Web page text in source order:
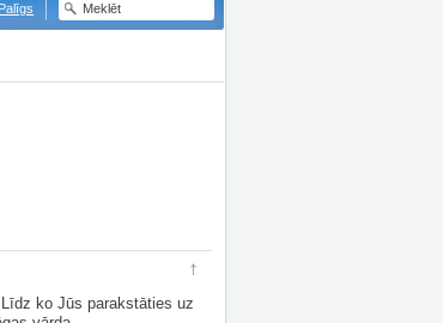
ko Jūs parakstāties uz